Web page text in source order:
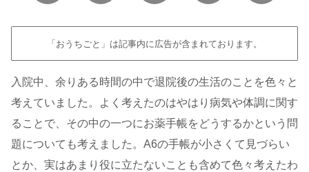
「おうちごと」は記事内に広告が含まれております。
入院中、余りある時間の中で退院後の生活のことを色々と
考えていました。よく考えたのはやはり病気や体調に関す
ることで、その中の一つにお薬手帳をどうするかという問
題についても考えました。A6の手帳が小さくて見づらい
とか、実はあまり役に立たないことも含めて色々考えたわ